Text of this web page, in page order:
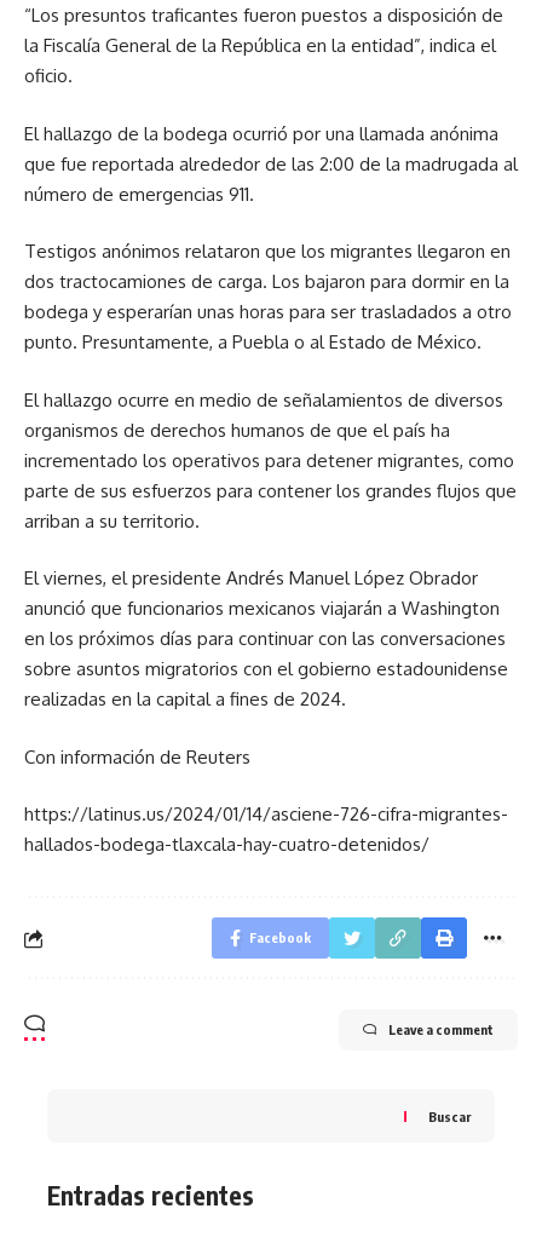
“Los presuntos traficantes fueron puestos a disposición de
la Fiscalía General de la República en la entidad”, indica el
oficio.
El hallazgo de la bodega ocurrió por una llamada anónima
que fue reportada alrededor de las 2:00 de la madrugada al
número de emergencias 911.
Testigos anónimos relataron que los migrantes llegaron en
dos tractocamiones de carga. Los bajaron para dormir en la
bodega y esperarían unas horas para ser trasladados a otro
punto. Presuntamente, a Puebla o al Estado de México.
El hallazgo ocurre en medio de señalamientos de diversos
organismos de derechos humanos de que el país ha
incrementado los operativos para detener migrantes, como
parte de sus esfuerzos para contener los grandes flujos que
arriban a su territorio.
El viernes, el presidente Andrés Manuel López Obrador
anunció que funcionarios mexicanos viajarán a Washington
en los próximos días para continuar con las conversaciones
sobre asuntos migratorios con el gobierno estadounidense
realizadas en la capital a fines de 2024.
Con información de Reuters
https://latinus.us/2024/01/14/asciene-726-cifra-migrantes-
hallados-bodega-tlaxcala-hay-cuatro-detenidos/
Facebook
Leave a comment
Buscar
Entradas recientes